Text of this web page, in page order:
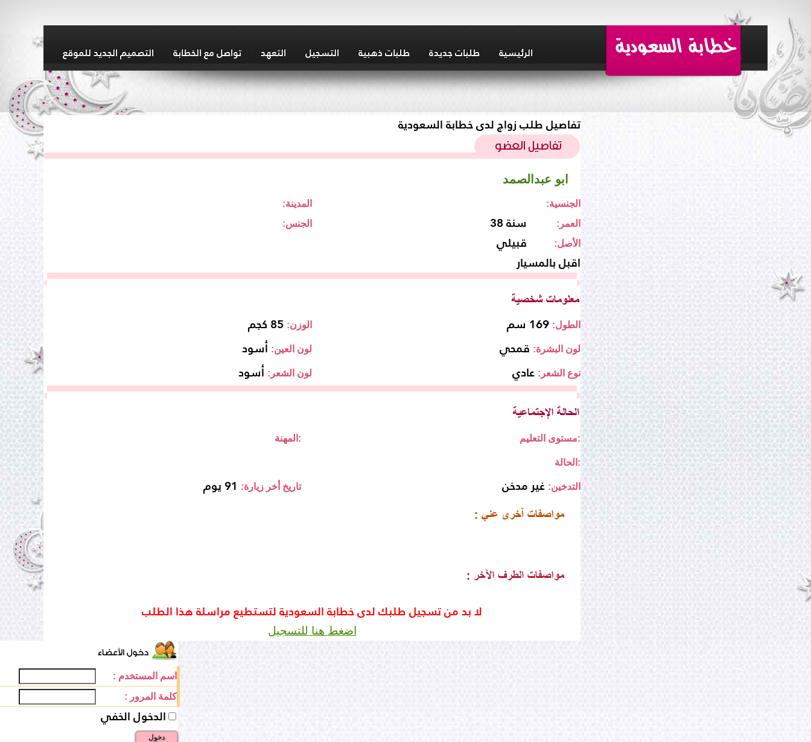
الرئيسية طلبات جديدة طلبات ذهبية التسجيل التعهد تواصل مع الخطابة التصميم الجديد للموقع
تفاصيل طلب زواج لدى خطابة السعودية
ابو عبدالصمد
المدينة:
الجنسية:
الجنس:
38 سنة العمر:
قبيلي الأصل:
اقبل بالمسيار
الوزن: 85 كجم الطول: 169 سم
لون العين: أسود لون البشرة: قمحي
لون الشعر: أسود نوع الشعر: عادي
المهنة: مستوى التعليم:
الحالة:
تاريخ أخر زيارة: 91 يوم التدخين: غير مدخن
لا بد من تسجيل طلبك لدى خطابة السعودية لتستطيع مراسلة هذا الطلب
اضغط هنا للتسجيل
اسم المستخدم :
كلمة المرور :
الدخول الخفي
دخول